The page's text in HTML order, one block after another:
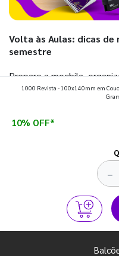
Volta às Aulas: dicas
semestre
Prepare a mochila,
que fazem toda
1000 Revista - 100x140mm em
10% OFF*
−